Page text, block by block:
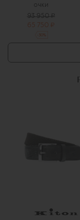
очки
93 950 ₽
65 750 ₽
%